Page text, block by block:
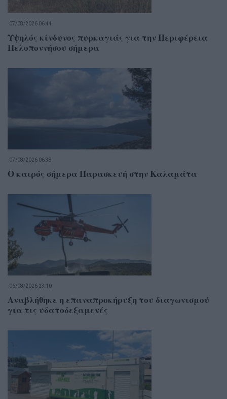
07/08/2026 06:44
Υψηλός κίνδυνος πυρκαγιάς για την Περιφέρεια
Πελοποννήσου σήμερα
07/08/2026 06:38
Ο καιρός σήμερα Παρασκευή στην Καλαμάτα
06/08/2026 23:10
Αναβλήθηκε η επαναπροκήρυξη του διαγωνισμού
για τις υδατοδεξαμενές